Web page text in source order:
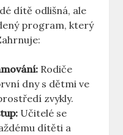
dítě odlišná, ale
program, který
Rodiče
dny s dětmi ve
zvykly.
Učitelé se
dítěti a